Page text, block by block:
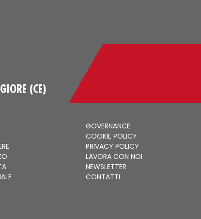
(CE)
GOVERNANCE
COOKIE POLICY
PRIVACY POLICY
LAVORA CON NOI
NEWSLETTER
CONTATTI